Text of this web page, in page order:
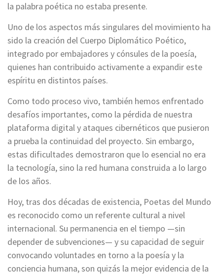
la palabra poética no estaba presente.
Uno de los aspectos más singulares del movimiento ha
sido la creación del Cuerpo Diplomático Poético,
integrado por embajadores y cónsules de la poesía,
quienes han contribuido activamente a expandir este
espíritu en distintos países.
Como todo proceso vivo, también hemos enfrentado
desafíos importantes, como la pérdida de nuestra
plataforma digital y ataques cibernéticos que pusieron
a prueba la continuidad del proyecto. Sin embargo,
estas dificultades demostraron que lo esencial no era
la tecnología, sino la red humana construida a lo largo
de los años.
Hoy, tras dos décadas de existencia, Poetas del Mundo
es reconocido como un referente cultural a nivel
internacional. Su permanencia en el tiempo —sin
depender de subvenciones— y su capacidad de seguir
convocando voluntades en torno a la poesía y la
conciencia humana, son quizás la mejor evidencia de la